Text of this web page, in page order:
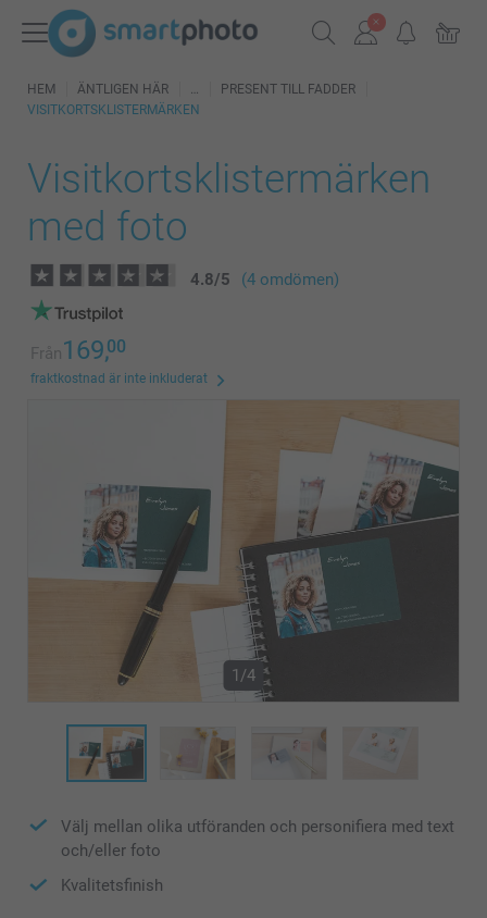
HEM ÄNTLIGEN HÄR
PRESENT TILL FADDER
VISITKORTSKLISTERMÄRKEN
Visitkortsklistermärken
med foto
4.8/5 (4 omdömen)
Från169,00
fraktkostnad är inte inkluderat
1/4
Välj mellan olika utföranden och personifiera med text
och/eller foto
Kvalitetsfinish